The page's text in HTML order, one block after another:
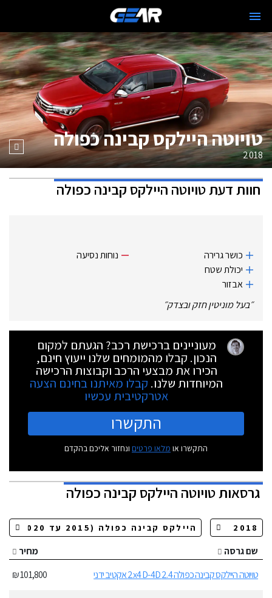
טויוטה היילקס קבינה כפולה
2018
חוות דעתטויוטה היילקס קבינה כפולה
כושר גרירה
יכולת שטח
אבזור
נוחות נסיעה
״בעל מוניטין חזק ובצדק״
מעוניינים ברכישת רכב? הגעתם למקום
הנכון. קבלו מהמומחים שלנו ייעוץ חינם,
הכירו את מבצעי הרכב וקבוצות הרכישה
המיוחדות שלנו. קבלו מאיתנו בחינם הצעה
אטרקטיבית עכשיו
התקשרו
התקשרו או מלאו פרטים ונחזור אליכם בהקדם
גרסאותטויוטה היילקס קבינה כפולה
שם גרסה
מחיר
טויוטה היילקס קבינה כפולה 2.4 2x4 D-4D אקטיב ידני
101,800 ₪